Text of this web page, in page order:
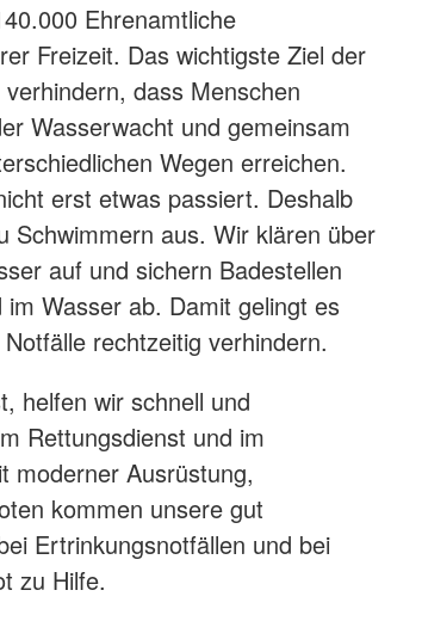
Ehrenamtliche
Freizeit. Das wichtigste Ziel der
dass Menschen
Wasserwacht und gemeinsam
Wegen erreichen.
erst etwas passiert. Deshalb
Schwimmern aus. Wir klären über
auf und sichern Badestellen
Wasser ab. Damit gelingt es
rechtzeitig verhindern.
helfen wir schnell und
Rettungsdienst und im
moderner Ausrüstung,
kommen unsere gut
Ertrinkungsnotfällen und bei
zu Hilfe.